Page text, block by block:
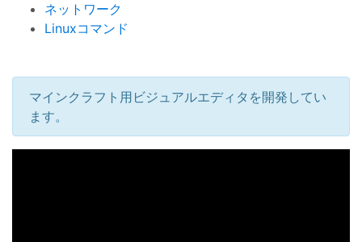
ネットワーク
Linuxコマンド
マインクラフト用ビジュアルエディタを開発してい
ます。